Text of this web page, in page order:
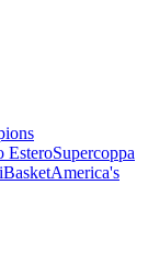
EsteroSupercoppa
BasketAmerica's